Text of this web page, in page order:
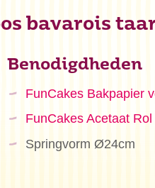
bavarois
Benodigdheden
FunCakes Bakpapier
FunCakes Acetaat Rol
Springvorm Ø24cm